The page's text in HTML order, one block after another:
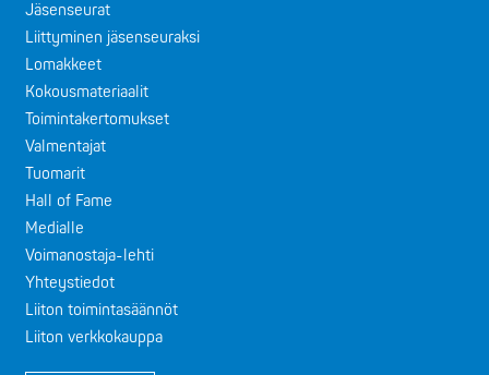
Jäsenseurat
Liittyminen jäsenseuraksi
Lomakkeet
Kokousmateriaalit
Toimintakertomukset
Valmentajat
Tuomarit
Hall of Fame
Medialle
Voimanostaja-lehti
Yhteystiedot
Liiton toimintasäännöt
Liiton verkkokauppa